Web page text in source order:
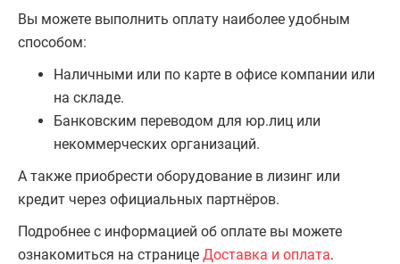
Вы можете выполнить оплату наиболее удобным
способом:
Наличными или по карте в офисе компании или
на складе.
Банковским переводом для юр.лиц или
некоммерческих организаций.
А также приобрести оборудование в лизинг или
кредит через официальных партнёров.
Подробнее с информацией об оплате вы можете
ознакомиться на странице Доставка и оплата.